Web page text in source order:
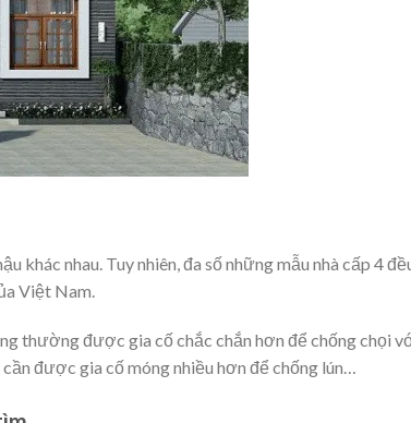
khác nhau. Tuy nhiên, đa số những mẫu nhà cấp 4
Việt Nam.
thường được gia cố chắc chắn hơn để chống chọi
được gia cố móng nhiều hơn để chống lún…